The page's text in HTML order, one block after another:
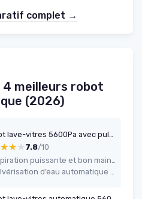
complet →
4 meilleurs robot
(2026)
7.8/10